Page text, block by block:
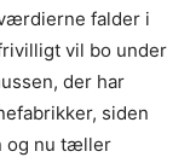
falder i
vil bo under
der har
siden
og nu tæller